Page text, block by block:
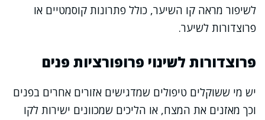
לשיפור מראה קו השיער, כולל פתרונות קוסמטיים או
פרוצדורות לשיער.
פרוצדורות לשינוי פרופורציות פנים
יש מי ששוקלים טיפולים שמדגישים אזורים אחרים בפנים
וכך מאזנים את המצח, או הליכים שמכוונים ישירות לקו